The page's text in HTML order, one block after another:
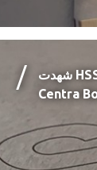
شهدت HSS شفرة خارج القطر 20 مم ، سمك 0،8 مم ،